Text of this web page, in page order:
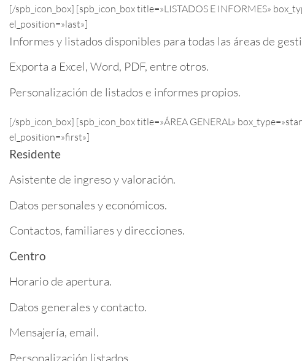
[/spb_icon_box] [spb_icon_box title=»LISTADOS E INFORMES»
el_position=»last»]
Informes y listados disponibles para todas las áreas de
Exporta a Excel, Word, PDF, entre otros.
Personalización de listados e informes propios.
[/spb_icon_box] [spb_icon_box title=»ÁREA GENERAL»
el_position=»first»]
Residente
Asistente de ingreso y valoración.
Datos personales y económicos.
Contactos, familiares y direcciones.
Centro
Horario de apertura.
Datos generales y contacto.
Mensajería, email.
Personalización listados.